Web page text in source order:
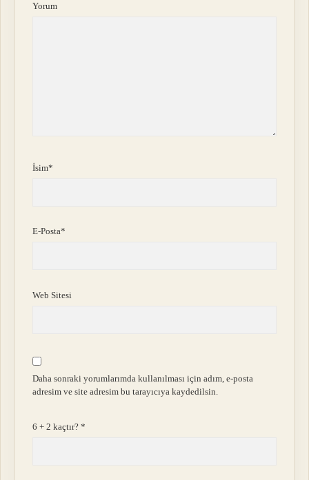
Yorum
İsim*
E-Posta*
Web Sitesi
Daha sonraki yorumlarımda kullanılması için adım, e-posta
adresim ve site adresim bu tarayıcıya kaydedilsin.
6 + 2 kaçtır?*